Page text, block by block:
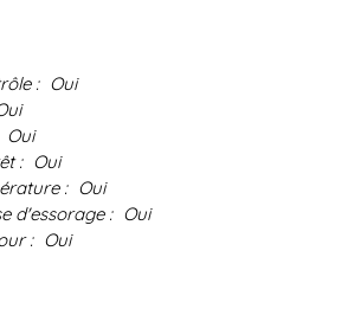
: Oui
Oui
: Oui
: Oui
d'essorage : Oui
: Oui